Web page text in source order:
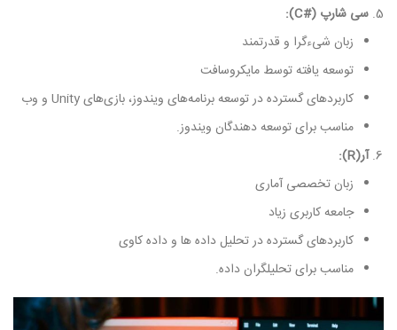
سی شارپ (#C):
زبان شیءگرا و قدرتمند
توسعه یافته توسط مایکروسافت
کاربردهای گسترده در توسعه برنامه‌های ویندوز، بازی‌های Unity و وب
مناسب برای توسعه دهندگان ویندوز.
آر(R):
زبان تخصصی آماری
جامعه کاربری زیاد
کاربردهای گسترده در تحلیل داده ها و داده کاوی
مناسب برای تحلیلگران داده.